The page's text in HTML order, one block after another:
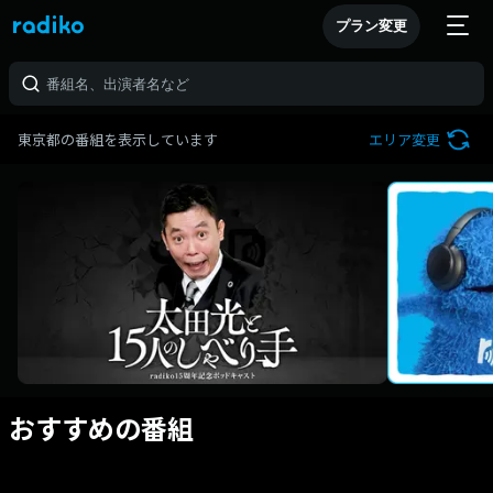
プラン変更
東京都の番組を表示しています エリア変更
おすすめの番組